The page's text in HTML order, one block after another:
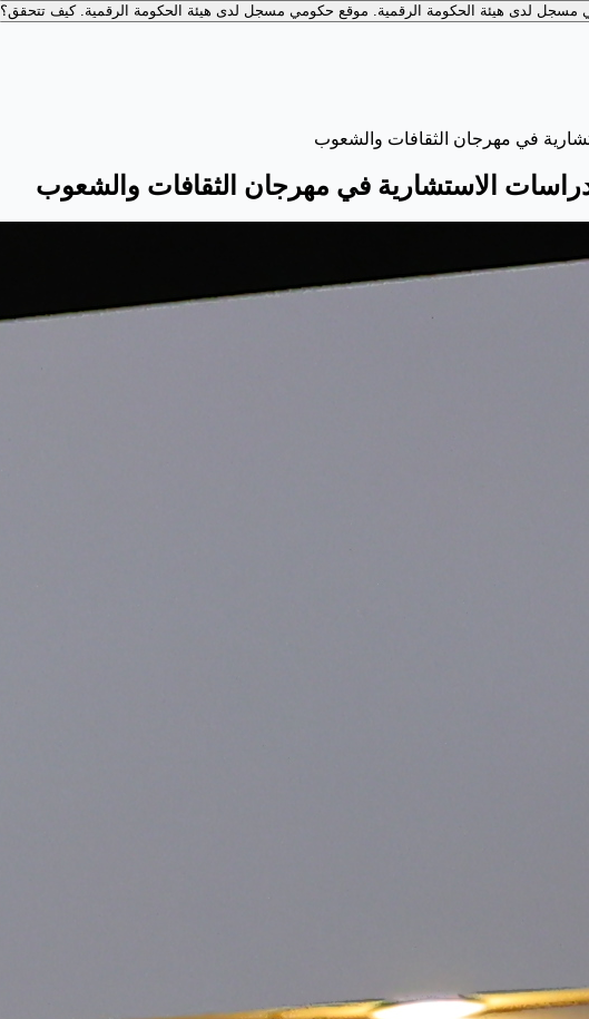
مسجل لدى هيئة الحكومة الرقمية. موقع حكومي مسجل لدى هيئة الحكومة الرقمية.كيف تتحقق؟
في مهرجان الثقافات والشعوب⁩
الاستشارية في مهرجان الثقافات والشعوب⁩